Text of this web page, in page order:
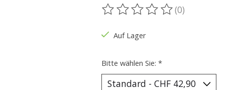
Die Bewertung dieses Produkts ist
(0)
Auf Lager
Bitte wählen Sie: *